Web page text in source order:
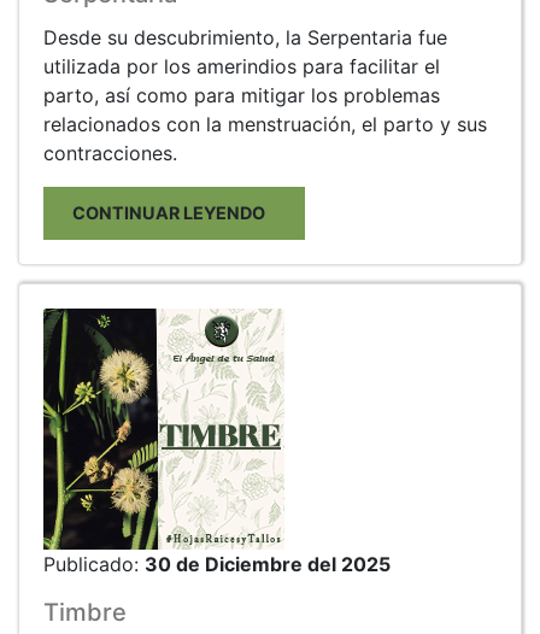
Desde su descubrimiento, la Serpentaria fue
utilizada por los amerindios para facilitar el
parto, así como para mitigar los problemas
relacionados con la menstruación, el parto y sus
contracciones.
CONTINUAR LEYENDO
Publicado: 30 de Diciembre del 2025
Timbre